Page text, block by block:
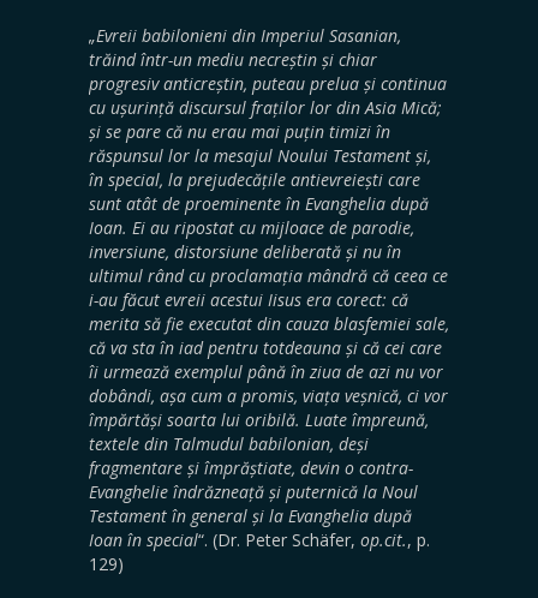
„Evreii babilonieni din Imperiul Sasanian,
trăind într-un mediu necreștin și chiar
progresiv anticreștin, puteau prelua și continua
cu ușurință discursul fraților lor din Asia Mică;
și se pare că nu erau mai puțin timizi în
răspunsul lor la mesajul Noului Testament și,
în special, la prejudecățile antievreiești care
sunt atât de proeminente în Evanghelia după
Ioan. Ei au ripostat cu mijloace de parodie,
inversiune, distorsiune deliberată și nu în
ultimul rând cu proclamația mândră că ceea ce
i-au făcut evreii acestui Iisus era corect: că
merita să fie executat din cauza blasfemiei sale,
că va sta în iad pentru totdeauna și că cei care
îi urmează exemplul până în ziua de azi nu vor
dobândi, așa cum a promis, viața veșnică, ci vor
împărtăși soarta lui oribilă. Luate împreună,
textele din Talmudul babilonian, deși
fragmentare și împrăștiate, devin o contra-
Evanghelie îndrăzneață și puternică la Noul
Testament în general și la Evanghelia după
Ioan în special“. (Dr. Peter Schäfer, op.cit., p.
129)